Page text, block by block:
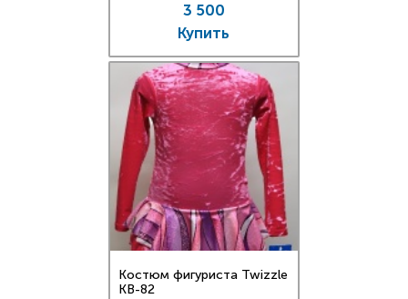
3 500
Купить
Костюм фигуриста Twizzle
KB-82